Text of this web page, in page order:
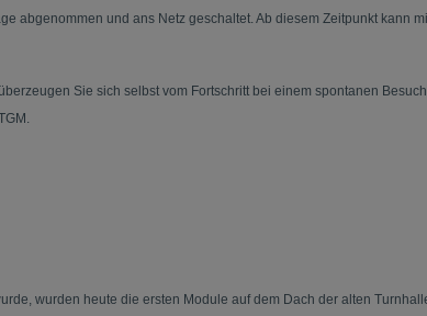
abgenommen und ans Netz geschaltet. Ab diesem Zeitpunkt kann
Sie sich selbst vom Fortschritt bei einem spontanen
wurden heute die ersten Module auf dem Dach der alten